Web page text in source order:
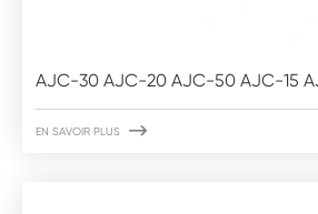
AJC-30 AJC-20 AJC-50 AJC-15
EN SAVOIR PLUS 